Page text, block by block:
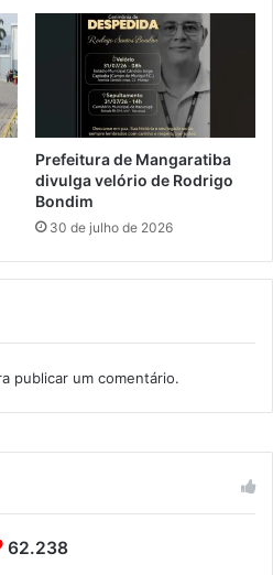
Prefeitura de Mangaratiba
divulga velório de Rodrigo
Bondim
30 de julho de 2026
publicar um comentário.
62.238